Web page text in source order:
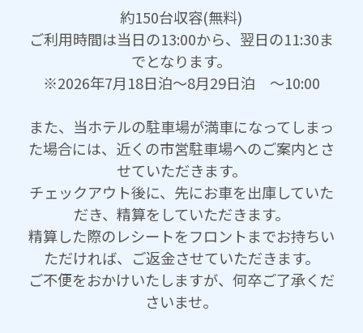
約150台収容(無料)
ご利用時間は当日の13:00から、翌日の11:30ま
でとなります。
※2026年7月18日泊～8月29日泊 ～10:00
また、当ホテルの駐車場が満車になってしまっ
た場合には、近くの市営駐車場へのご案内とさ
せていただきます。
チェックアウト後に、先にお車を出庫していた
だき、精算をしていただきます。
精算した際のレシートをフロントまでお持ちい
ただければ、ご返金させていただきます。
ご不便をおかけいたしますが、何卒ご了承くだ
さいませ。